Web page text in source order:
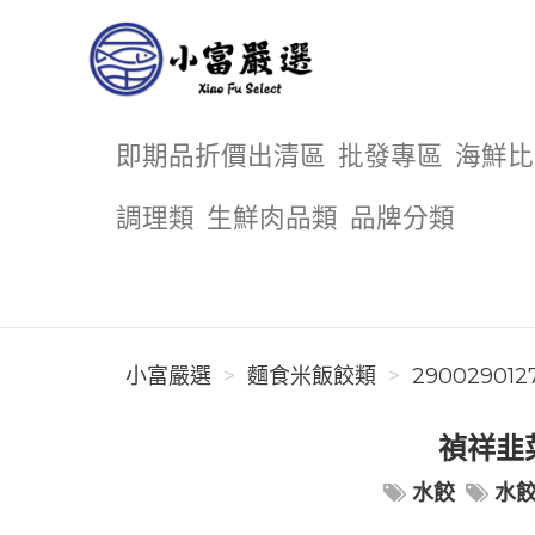
即期品折價出清區 批發專區 海鮮
調理類 生鮮肉品類 品牌分類
小富嚴選 麵食米飯餃類
禎祥韭
水餃 水